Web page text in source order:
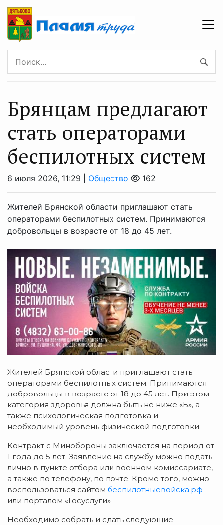
Брянцaм прeдлагают
стать оперaторами
бeспилотных систeм
6 июля 2026, 11:29 | Общество 162
Жителей Брянской области приглашают стать
операторами беспилотных систем. Принимаются
добровольцы в возрасте от 18 до 45 лет.
Жителей Брянской области приглашают стать
операторами беспилотных систем. Принимаются
добровольцы в возрасте от 18 до 45 лет. При этом
категория здоровья должна быть не ниже «Б», а
также психологическая подготовка и
необходимый уровень физической подготовки.
Контракт с Минобороны заключается на период от
1 года до 5 лет. Заявление на службу можно подать
лично в пункте отбора или военном комиссариате,
а также по телефону, по почте. Кроме того, можно
воспользоваться сайтом беспилотныевойска.рф
или порталом «Госуслуги».
Необходимо собрать и сдать следующие